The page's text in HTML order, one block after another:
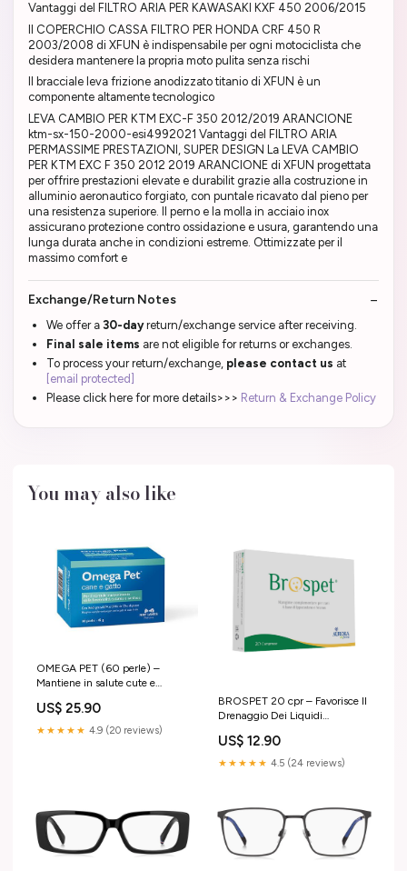
Vantaggi del FILTRO ARIA PER KAWASAKI KXF 450 2006/2015
Il COPERCHIO CASSA FILTRO PER HONDA CRF 450 R
2003/2008 di XFUN è indispensabile per ogni motociclista che
desidera mantenere la propria moto pulita senza rischi
Il bracciale leva frizione anodizzato titanio di XFUN è un
componente altamente tecnologico
LEVA CAMBIO PER KTM EXC-F 350 2012/2019 ARANCIONE
ktm-sx-150-2000-esi4992021 Vantaggi del FILTRO ARIA
PERMASSIME PRESTAZIONI, SUPER DESIGN La LEVA CAMBIO
PER KTM EXC F 350 2012 2019 ARANCIONE di XFUN progettata
per offrire prestazioni elevate e durabilit grazie alla costruzione in
alluminio aeronautico forgiato, con puntale ricavato dal pieno per
una resistenza superiore. Il perno e la molla in acciaio inox
assicurano protezione contro ossidazione e usura, garantendo una
lunga durata anche in condizioni estreme. Ottimizzate per il
massimo comfort e
Exchange/Return Notes
We offer a 30-dayreturn/exchange service after receiving.
Final sale items are not eligible for returns or exchanges.
To process your return/exchange, please contact us at
[email protected]
Please click here for more details>>> Return & Exchange Policy
You may also like
OMEGA PET (60 perle) –
Mantiene in salute cute e
US$ 25.90
★★★★★ 4.9 (20 reviews)
BROSPET 20 cpr – Favorisce Il
Drenaggio Dei Liquidi
US$ 12.90
★★★★★ 4.5 (24 reviews)